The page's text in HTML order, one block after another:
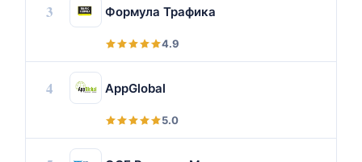
3 Формула Трафика
4.9
4 AppGlobal
5.0